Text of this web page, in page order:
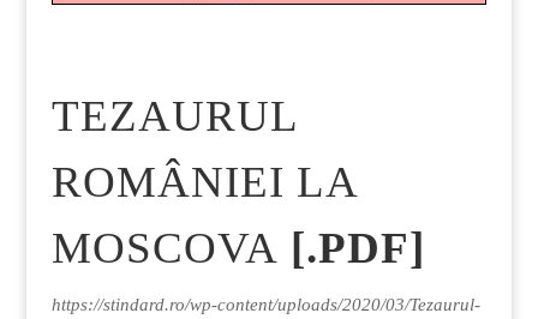
TEZAURUL
ROMÂNIEI LA
MOSCOVA [.PDF]
https://stindard.ro/wp-content/uploads/2020/03/Tezaurul-